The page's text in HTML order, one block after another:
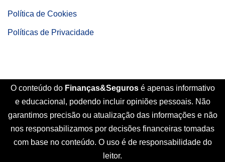
Política de Cookies
Políticas de Privacidade
O conteúdo do Finanças&Seguros é apenas informativo
e educacional, podendo incluir opiniões pessoais. Não
garantimos precisão ou atualização das informações e não
nos responsabilizamos por decisões financeiras tomadas
com base no conteúdo. O uso é de responsabilidade do
leitor.